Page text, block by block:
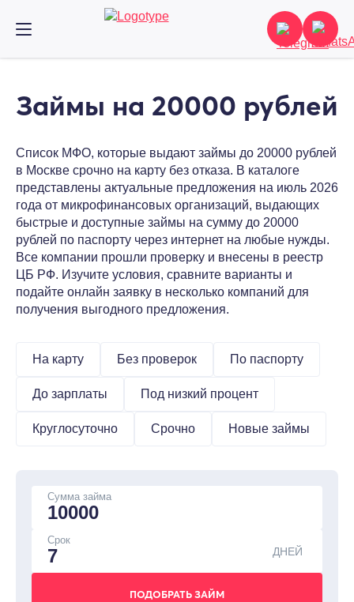
Займы на 20000 рублей
Список МФО, которые выдают займы до 20000 рублей
в Москве срочно на карту без отказа. В каталоге
представлены актуальные предложения на июль 2026
года от микрофинансовых организаций, выдающих
быстрые и доступные займы на сумму до 20000
рублей по паспорту через интернет на любые нужды.
Все компании прошли проверку и внесены в реестр
ЦБ РФ. Изучите условия, сравните варианты и
подайте онлайн заявку в несколько компаний для
получения выгодного предложения.
На карту Без проверок По паспорту
До зарплаты Под низкий процент
Круглосуточно Срочно Новые займы
Сумма займа
Срок
ДНЕЙ